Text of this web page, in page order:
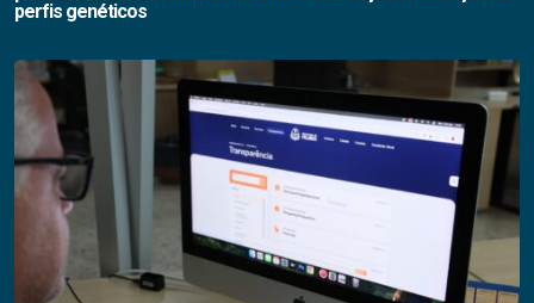
perfis genéticos